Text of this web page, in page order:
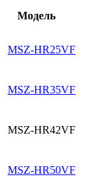
Модель
MSZ-HR25VF
MSZ-HR35VF
MSZ-HR42VF
MSZ-HR50VF